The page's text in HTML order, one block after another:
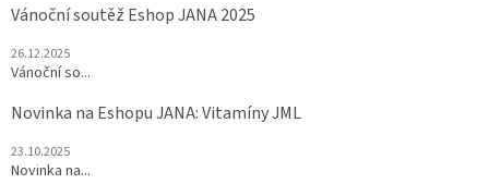
Vánoční soutěž Eshop JANA 2025
26.12.2025
Vánoční so...
Novinka na Eshopu JANA: Vitamíny JML
23.10.2025
Novinka na...